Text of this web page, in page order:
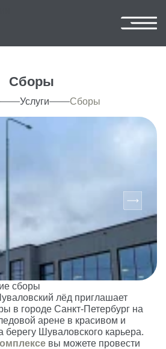
Сборы
Услуги Сборы
сборы
лёд приглашает
в городе Санкт-Петербург на
арене в красивом и
Шуваловского карьера.
вы можете провести